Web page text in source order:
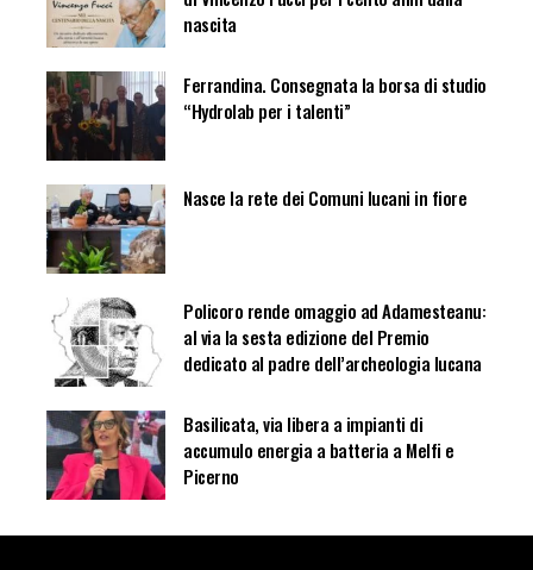
nascita
Ferrandina. Consegnata la borsa di studio
“Hydrolab per i talenti”
Nasce la rete dei Comuni lucani in fiore
Policoro rende omaggio ad Adamesteanu:
al via la sesta edizione del Premio
dedicato al padre dell’archeologia lucana
Basilicata, via libera a impianti di
accumulo energia a batteria a Melfi e
Picerno